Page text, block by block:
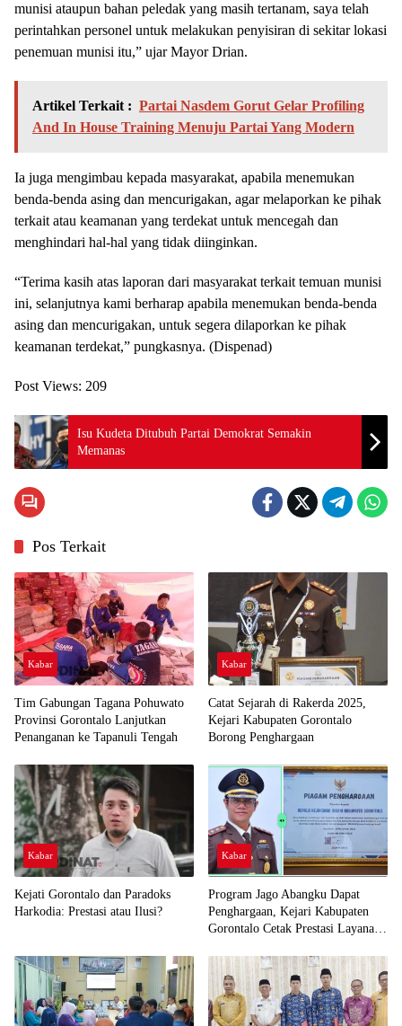
munisi ataupun bahan peledak yang masih tertanam, saya telah
perintahkan personel untuk melakukan penyisiran di sekitar lokasi
penemuan munisi itu,” ujar Mayor Drian.
Artikel Terkait : Partai Nasdem Gorut Gelar Profiling
And In House Training Menuju Partai Yang Modern
Ia juga mengimbau kepada masyarakat, apabila menemukan
benda-benda asing dan mencurigakan, agar melaporkan ke pihak
terkait atau keamanan yang terdekat untuk mencegah dan
menghindari hal-hal yang tidak diinginkan.
“Terima kasih atas laporan dari masyarakat terkait temuan munisi
ini, selanjutnya kami berharap apabila menemukan benda-benda
asing dan mencurigakan, untuk segera dilaporkan ke pihak
keamanan terdekat,” pungkasnya. (Dispenad)
Post Views: 209
Isu Kudeta Ditubuh Partai Demokrat Semakin
Memanas
Pos Terkait
Kabar
Tim Gabungan Tagana Pohuwato
Provinsi Gorontalo Lanjutkan
Penanganan ke Tapanuli Tengah
Kabar
Catat Sejarah di Rakerda 2025,
Kejari Kabupaten Gorontalo
Borong Penghargaan
Kabar
Kejati Gorontalo dan Paradoks
Harkodia: Prestasi atau Ilusi?
Kabar
Program Jago Abangku Dapat
Penghargaan, Kejari Kabupaten
Gorontalo Cetak Prestasi Layanan